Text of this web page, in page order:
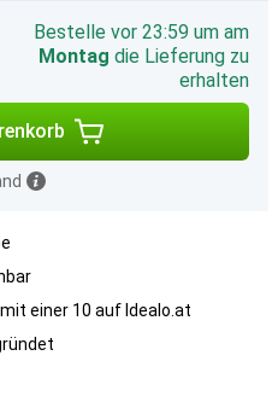
Bestelle vor 23:59 um am
Montag die Lieferung zu
erhalten
einer 10 auf Idealo.at